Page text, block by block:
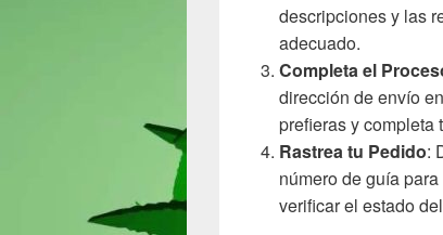
descripciones y las
adecuado.
Completa el
dirección de envío
prefieras y completa
Rastrea tu Pedido:
número de guía
verificar el estado